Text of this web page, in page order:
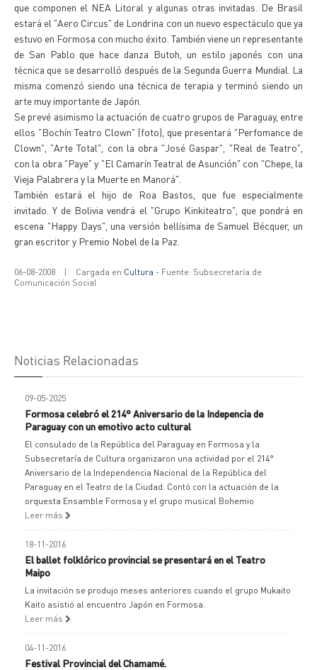
que componen el NEA Litoral y algunas otras invitadas. De Brasil
estará el "Aero Circus" de Londrina con un nuevo espectáculo que ya
estuvo en Formosa con mucho éxito. También viene un representante
de San Pablo que hace danza Butoh, un estilo japonés con una
técnica que se desarrolló después de la Segunda Guerra Mundial. La
misma comenzó siendo una técnica de terapia y terminó siendo un
arte muy importante de Japón.
Se prevé asimismo la actuación de cuatro grupos de Paraguay, entre
ellos "Bochín Teatro Clown" (foto), que presentará "Perfomance de
Clown", "Arte Total", con la obra "José Gaspar", "Real de Teatro",
con la obra "Paye" y "El Camarín Teatral de Asunción" con "Chepe, la
Vieja Palabrera y la Muerte en Manorá".
También estará el hijo de Roa Bastos, que fue especialmente
invitado. Y de Bolivia vendrá el "Grupo Kinkiteatro", que pondrá en
escena "Happy Days", una versión bellísima de Samuel Bécquer, un
gran escritor y Premio Nobel de la Paz.
06-08-2008 | Cargada en Cultura - Fuente: Subsecretaría de
Comunicación Social
Noticias Relacionadas
09-05-2025
Formosa celebró el 214° Aniversario de la Indepencia de
Paraguay con un emotivo acto cultural
El consulado de la República del Paraguay en Formosa y la
Subsecretaría de Cultura organizaron una actividad por el 214°
Aniversario de la Independencia Nacional de la República del
Paraguay en el Teatro de la Ciudad. Contó con la actuación de la
orquesta Ensamble Formosa y el grupo musical Bohemio
Leer más
18-11-2016
El ballet folklórico provincial se presentará en el Teatro
Maipo
La invitación se produjo meses anteriores cuando el grupo Mukaito
Kaito asistió al encuentro Japón en Formosa.
Leer más
04-11-2016
Festival Provincial del Chamamé.